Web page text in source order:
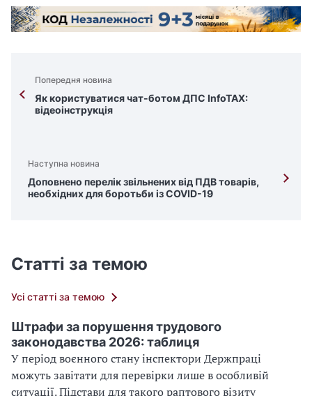
Попередня новина
Як користуватися чат-ботом ДПС InfoTAX:
відеоінструкція
Наступна новина
Доповнено перелік звільнених від ПДВ товарів,
необхідних для боротьби із COVID-19
Статті за темою
Усі статті за темою
Штрафи за порушення трудового
законодавства 2026: таблиця
У період воєнного стану інспектори Держпраці
можуть завітати для перевірки лише в особливій
ситуації. Підстави для такого раптового візиту